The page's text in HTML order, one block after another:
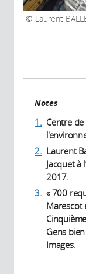
Laurent
Notes
1. Centre
2. Laurent
Jacquet à
2017.
3. « 700
Marescot
Gens
Images.